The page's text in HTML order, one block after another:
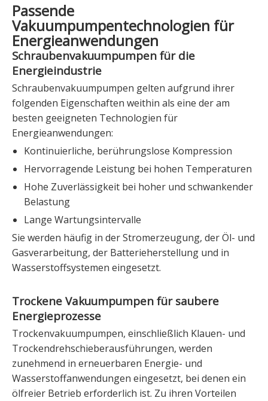
Passende
Vakuumpumpentechnologien für
Energieanwendungen
Schraubenvakuumpumpen für die
Energieindustrie
Schraubenvakuumpumpen gelten aufgrund ihrer
folgenden Eigenschaften weithin als eine der am
besten geeigneten Technologien für
Energieanwendungen:
Kontinuierliche, berührungslose Kompression
Hervorragende Leistung bei hohen Temperaturen
Hohe Zuverlässigkeit bei hoher und schwankender
Belastung
Lange Wartungsintervalle
Sie werden häufig in der Stromerzeugung, der Öl- und
Gasverarbeitung, der Batterieherstellung und in
Wasserstoffsystemen eingesetzt.
Trockene Vakuumpumpen für saubere
Energieprozesse
Trockenvakuumpumpen, einschließlich Klauen- und
Trockendrehschieberausführungen, werden
zunehmend in erneuerbaren Energie- und
Wasserstoffanwendungen eingesetzt, bei denen ein
ölfreier Betrieb erforderlich ist. Zu ihren Vorteilen